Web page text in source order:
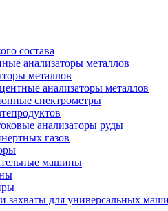
состава
анализаторы металлов
металлов
анализаторы металлов
спектрометры
анализаторы руды
газов
машины
захваты для универсальных